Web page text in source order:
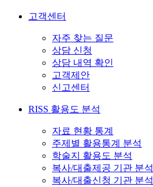
고객센터
자주 찾는 질문
상담 신청
상담 내역 확인
고객제안
신고센터
RISS 활용도 분석
자료 현황 통계
주제별 활용통계 분석
학술지 활용도 분석
복사/대출제공 기관 분석
복사/대출신청 기관 분석